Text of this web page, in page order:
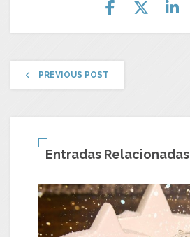
PREVIOUS POST
Entradas Relacionadas